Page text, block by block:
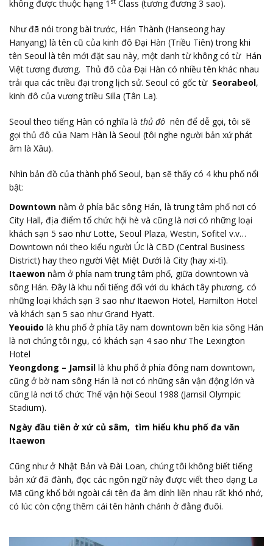
không được thuộc hạng 1
Class (tương đương 3 sao).
Như đã nói trong bài trước, Hán Thành (Hanseong hay
Hanyang) là tên cũ của kinh đô Đại Hàn (Triều Tiên) trong khi
tên Seoul là tên mới đặt sau này, một danh từ không có từ Hán
Việt tương đương. Thủ đô của Đại Hàn có nhiều tên khác nhau
trải qua các triều đại trong lịch sử. Seoul có gốc từ Seorabeol,
kinh đô của vương triều Silla (Tân La).
Seoul theo tiếng Hàn có nghĩa là thủ đô nên để dễ gọi, tôi sẽ
gọi thủ đô của Nam Hàn là Seoul (tôi nghe người bản xứ phát
âm là Xâu).
Nhìn bản đồ của thành phố Seoul, bạn sẽ thấy có 4 khu phố nổi
bật:
Downtown nằm ở phía bắc sông Hán, là trung tâm phố nơi có
City Hall, địa điểm tổ chức hội hè và cũng là nơi có những loại
khách sạn 5 sao như Lotte, Seoul Plaza, Westin, Sofitel v.v…
Downtown nói theo kiểu người Úc là CBD (Central Business
District) hay theo người Việt Miệt Dưới là City (hay xi-tì).
Itaewon nằm ở phía nam trung tâm phố, giữa downtown và
sông Hán. Đây là khu nổi tiếng đối với du khách tây phương, có
những loại khách sạn 3 sao như Itaewon Hotel, Hamilton Hotel
và khách sạn 5 sao như Grand Hyatt.
Yeouido là khu phố ở phía tây nam downtown bên kia sông Hán
là nơi chúng tôi ngụ, có khách sạn 4 sao như The Lexington
Hotel
Yeongdong – Jamsil là khu phố ở phía đông nam downtown,
cũng ở bờ nam sông Hán là nơi có những sân vận động lớn và
cũng là nơi tổ chức Thế vận hội Seoul 1988 (Jamsil Olympic
Stadium).
Ngày đầu tiên ở xứ củ sâm, tìm hiểu khu phố đa văn
Itaewon
Cũng như ở Nhật Bản và Đài Loan, chúng tôi không biết tiếng
bản xứ đã đành, đọc các ngôn ngữ này được viết theo dạng La
Mã cũng khổ bởi ngoài cái tên đa âm dính liền nhau rất khó nhớ,
có lúc còn cộng thêm cái tên hành chánh ở đằng đuôi.